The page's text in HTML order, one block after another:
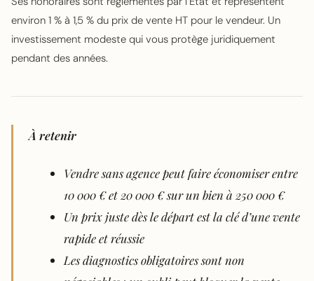
environ 1 % à 1,5 % du prix de vente HT pour le vendeur. Un
investissement modeste qui vous protège juridiquement
pendant des années.
À retenir
Vendre sans agence peut faire économiser entre
10 000 € et 20 000 € sur un bien à 250 000 €
Un prix juste dès le départ est la clé d’une vente
rapide et réussie
Les diagnostics obligatoires sont non